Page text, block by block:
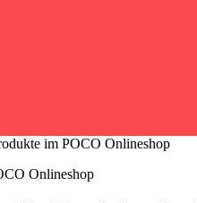
im POCO Onlineshop